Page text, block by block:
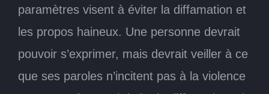
paramètres visent à éviter la diffamation et
les propos haineux. Une personne devrait
pouvoir s’exprimer, mais devrait veiller à ce
que ses paroles n’incitent pas à la violence